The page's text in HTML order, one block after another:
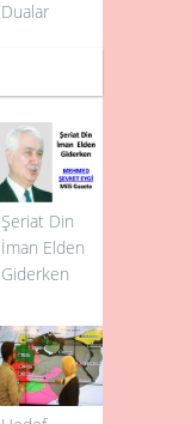
Dualar
Şeriat Din
İman Elden
Giderken